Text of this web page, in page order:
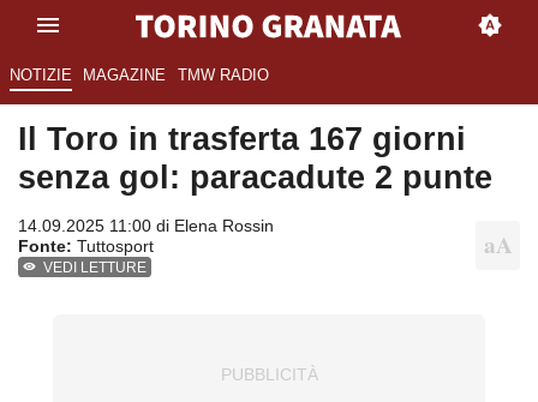
NOTIZIE MAGAZINE TMW RADIO
Il Toro in trasferta 167 giorni
senza gol: paracadute 2 punte
14.09.2025 11:00 di Elena Rossin
Fonte: Tuttosport
VEDI LETTURE